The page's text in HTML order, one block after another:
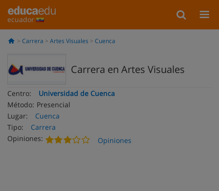
ecuador
Carrera Artes Visuales Cuenca
Carrera en Artes Visuales
Centro:
Universidad de Cuenca
Método: Presencial
Lugar:
Cuenca
Tipo:
Carrera
Opiniones:
Opiniones